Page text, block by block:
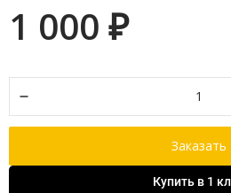
1 000 ₽
Заказать
Купить в 1